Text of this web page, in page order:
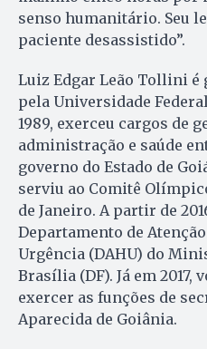
senso humanitário. Seu
paciente desassistido”.
Luiz Edgar Leão Tollini é
pela Universidade
1989, exerceu cargos de
administração e saúde
governo do Estado de
serviu ao Comitê
de Janeiro. A partir de
Departamento de
Urgência (DAHU) do
Brasília (DF). Já em 2017,
exercer as funções de
Aparecida de Goiânia.